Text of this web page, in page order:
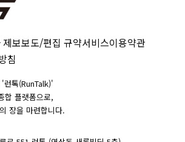
보보도/편집 규약서비스이용약관
침
런톡(RunTalk)'
합 플랫폼으로,
장을 마련합니다.